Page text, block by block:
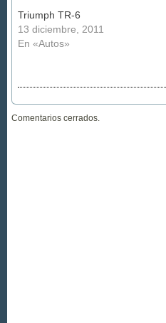
Triumph TR-6
13 diciembre, 2011
En «Autos»
Comentarios cerrados.